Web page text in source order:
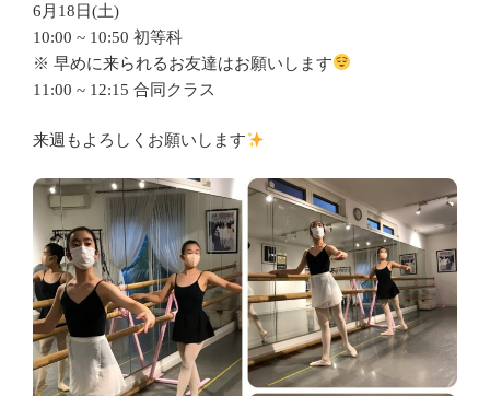
6月18日(土)
10:00 ~ 10:50 初等科
※ 早めに来られるお友達はお願いします
11:00 ~ 12:15 合同クラス
来週もよろしくお願いします